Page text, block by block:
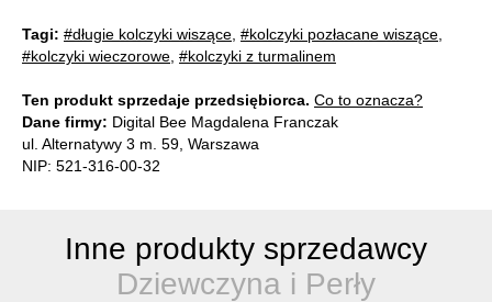
Tagi: #długie kolczyki wiszące #kolczyki pozłacane wiszące
#kolczyki wieczorowe #kolczyki z turmalinem
Ten produkt sprzedaje przedsiębiorca. Co to oznacza?
Dane firmy: Digital Bee Magdalena Franczak
ul. Alternatywy 3 m. 59, Warszawa
NIP: 521-316-00-32
Inne produkty sprzedawcy
Dziewczyna i Perły